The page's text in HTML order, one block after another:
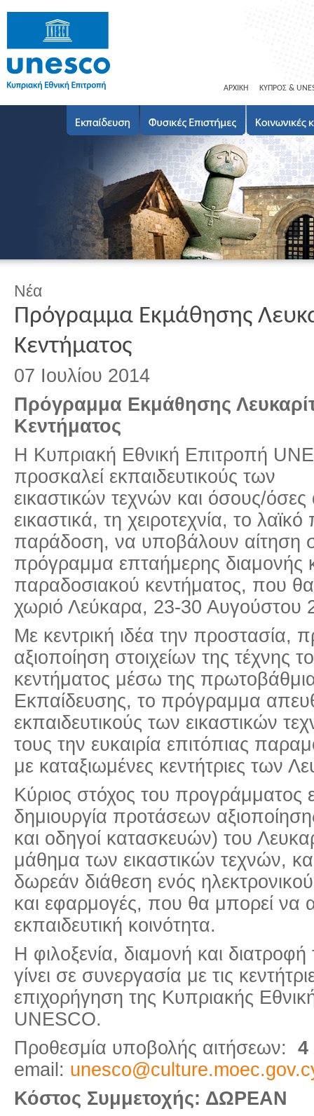
ΑΡΧΙΚΗ ΚΥΠΡΟΣ &
Νέα
Πρόγραμμα Εκμάθησης
Κεντήματος
07 Ιουλίου 2014
Πρόγραμμα Εκμάθησης
Κεντήματος
Η Κυπριακή Εθνική Επιτροπή
προσκαλεί εκπαιδευτικούς των
εικαστικών τεχνών και όσους/
εικαστικά, τη χειροτεχνία, το λαϊκό
παράδοση, να υποβάλουν αίτηση
πρόγραμμα επταήμερης διαμονής
παραδοσιακού κεντήματος, που
χωριό Λεύκαρα, 23-30 Αυγούστου
Με κεντρική ιδέα την προστασία,
αξιοποίηση στοιχείων της τέχνης
κεντήματος μέσω της
Εκπαίδευσης, το πρόγραμμα
εκπαιδευτικούς των εικαστικών
τους την ευκαιρία επιτόπιας
με καταξιωμένες κεντήτριες των
Κύριος στόχος του προγράμματος
δημιουργία προτάσεων
και οδηγοί κατασκευών) του
μάθημα των εικαστικών τεχνών,
δωρεάν διάθεση ενός ηλεκτρονικού
και εφαρμογές, που θα μπορεί να
εκπαιδευτική κοινότητα.
Η φιλοξενία, διαμονή και
γίνει σε συνεργασία με τις
επιχορήγηση της Κυπριακής
UNESCO.
Προθεσμία υποβολής αιτήσεων:
4
email:
Κόστος Συμμετοχής: ΔΩΡΕΑΝ